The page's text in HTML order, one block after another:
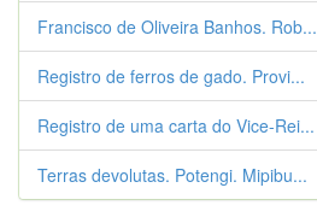
Francisco de Oliveira Banhos. Rob...
Registro de ferros de gado. Provi...
Registro de uma carta do Vice-Rei...
Terras devolutas. Potengi. Mipibu...